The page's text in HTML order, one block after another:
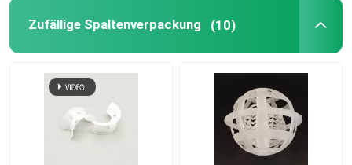
Zufällige Spaltenverpackung (10)